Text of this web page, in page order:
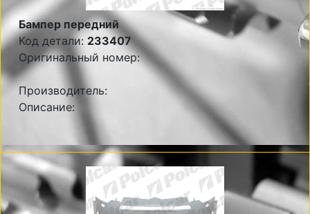
Бампер передний
Код детали: 233407
Оригинальный номер:
Производитель:
Описание: